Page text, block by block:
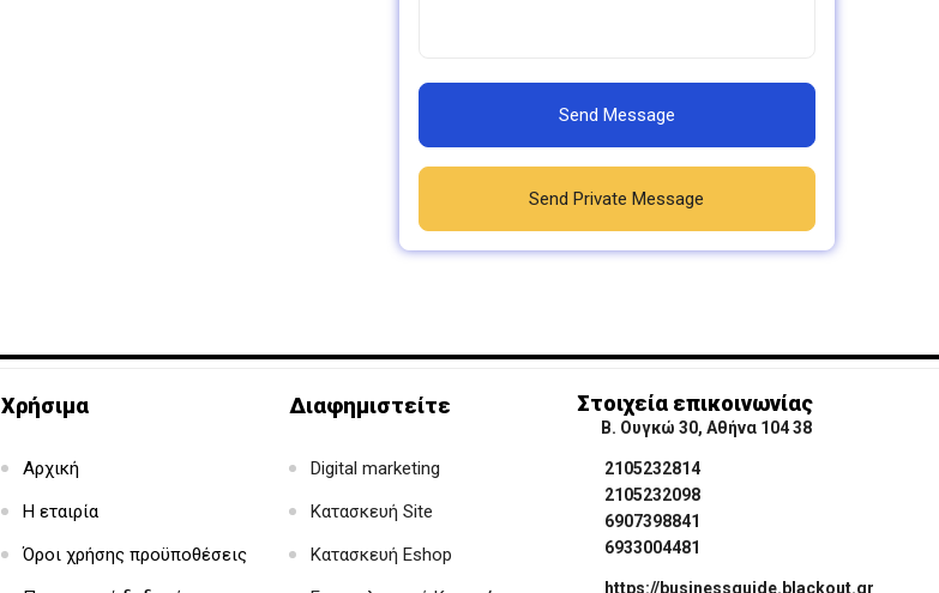
Send Message
Send Private Message
Χρήσιμα
Αρχική
Η εταιρία
Όροι χρήσης προϋποθέσεις
Διαφημιστείτε
Digital marketing
Κατασκευή Site
Κατασκευή Eshop
Στοιχεία επικοινωνίας
Β. Ουγκώ 30, Αθήνα 104 38
2105232814
2105232098
6907398841
6933004481
https://businessguide.blackout.gr